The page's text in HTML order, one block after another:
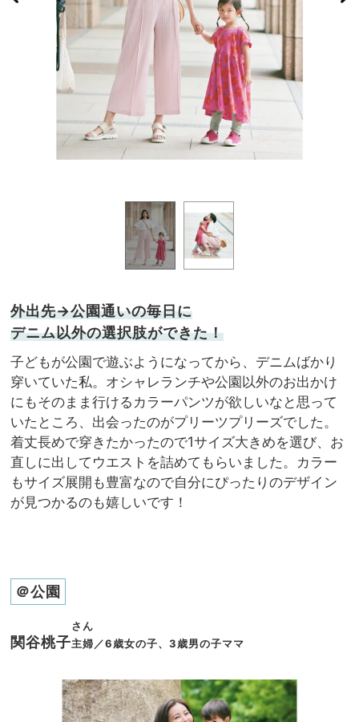
外出先→公園通いの毎日に
デニム以外の選択肢ができた！
子どもが公園で遊ぶようになってから、デニムばかり
穿いていた私。オシャレランチや公園以外のお出かけ
にもそのまま行けるカラーパンツが欲しいなと思って
いたところ、出会ったのがプリーツプリーズでした。
着丈長めで穿きたかったので1サイズ大きめを選び、お
直しに出してウエストを詰めてもらいました。カラー
もサイズ展開も豊富なので自分にぴったりのデザイン
が見つかるのも嬉しいです！
＠公園
関谷桃子
さん
主婦／6歳女の子、3歳男の子ママ